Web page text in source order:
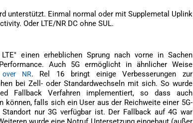
unterstützt. Einmal normal oder mit Supplemetal Uplink
Oder LTE/NR DC ohne SUL.
einen erheblichen Sprung nach vorne in Sachen
Auch 5G ermöglicht in ähnlicher Weise
over NR. Rel 16 bringt einige Verbesserungen zur
bei Zell- oder Standardwechseln mit sich. So wurde
Fallback Verfahren implementiert, so dass auch
können, falls sich ein User aus der Reichweite einer 5G-
nur 3G verfügbar ist. Der Fallback auf 4G war